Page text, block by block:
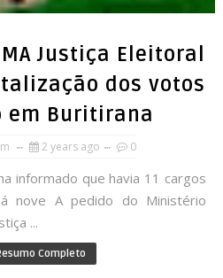
Justiça Eleitoral
dos votos
em Buritirana
2 years ago 0
informado que havia 11 cargos
nove A pedido do Ministério
...
Completo